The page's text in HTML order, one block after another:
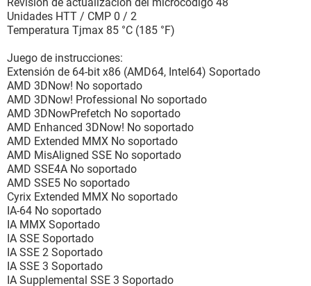
Unidades HTT / CMP 0 / 2
Temperatura Tjmax 85 °C (185 °F)
Juego de instrucciones:
Extensión de 64-bit x86 (AMD64, Intel64) Soportado
AMD 3DNow! No soportado
AMD 3DNow! Professional No soportado
AMD 3DNowPrefetch No soportado
AMD Enhanced 3DNow! No soportado
AMD Extended MMX No soportado
AMD MisAligned SSE No soportado
AMD SSE4A No soportado
AMD SSE5 No soportado
Cyrix Extended MMX No soportado
IA-64 No soportado
IA MMX Soportado
IA SSE Soportado
IA SSE 2 Soportado
IA SSE 3 Soportado
IA Supplemental SSE 3 Soportado